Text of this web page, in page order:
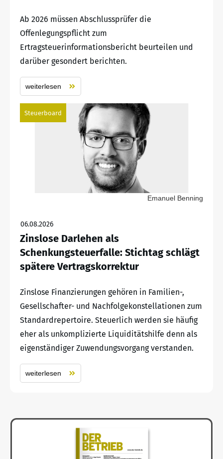
Ab 2026 müssen Abschlussprüfer die
Offenlegungspflicht zum
Ertragsteuerinformationsbericht beurteilen und
darüber gesondert berichten.
weiterlesen
Steuerboard
Emanuel Benning
06.08.2026
Zinslose Darlehen als
Schenkungsteuerfalle: Stichtag schlägt
spätere Vertragskorrektur
Zinslose Finanzierungen gehören in Familien-,
Gesellschafter- und Nachfolgekonstellationen zum
Standardrepertoire. Steuerlich werden sie häufig
eher als unkomplizierte Liquiditätshilfe denn als
eigenständiger Zuwendungsvorgang verstanden.
weiterlesen